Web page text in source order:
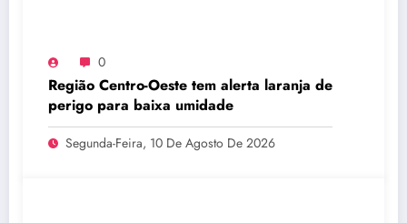
0
Região Centro-Oeste tem alerta laranja de
perigo para baixa umidade
Segunda-Feira, 10 De Agosto De 2026